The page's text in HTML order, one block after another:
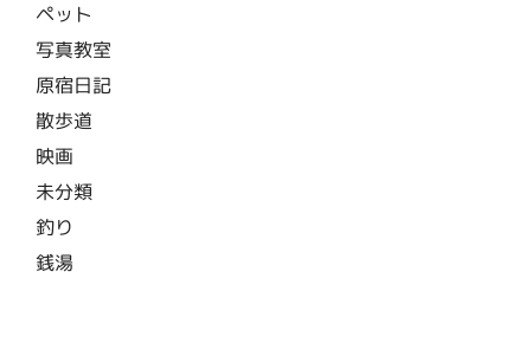
ペット
写真教室
原宿日記
散歩道
映画
未分類
釣り
銭湯